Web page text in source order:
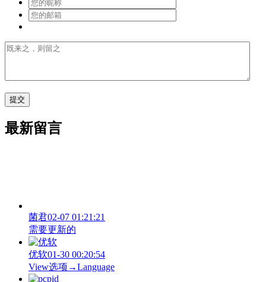
最新留言
菌君02-07 01:21:21
需要更新的
优软01-30 00:20:54
View‌选项→Language